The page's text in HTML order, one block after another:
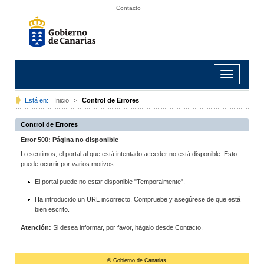
Contacto
Toggle
navigation
Está en: Inicio > Control de Errores
Control de Errores
Error 500: Página no disponible
Lo sentimos, el portal al que está intentado acceder no está disponible. Esto
puede ocurrir por varios motivos:
El portal puede no estar disponible "Temporalmente".
Ha introducido un URL incorrecto. Compruebe y asegúrese de que está
bien escrito.
Atención: Si desea informar, por favor, hágalo desde Contacto.
© Gobierno de Canarias